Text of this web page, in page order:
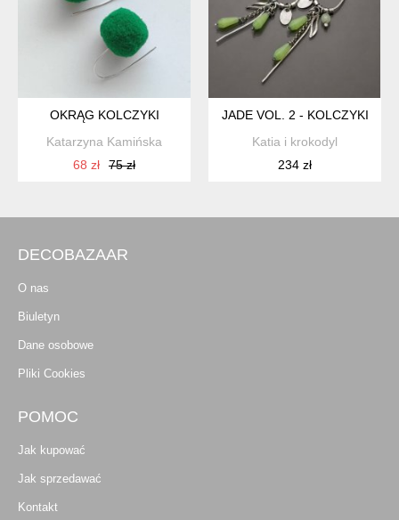
OKRĄG KOLCZYKI
Katarzyna Kamińska
68 zł
75 zł
JADE VOL. 2 - KOLCZYKI
Katia i krokodyl
234 zł
DECOBAZAAR
O nas
Biuletyn
Dane osobowe
Pliki Cookies
POMOC
Jak kupować
Jak sprzedawać
Kontakt